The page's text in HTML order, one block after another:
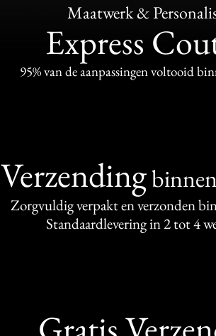
Maatwerk &
Express
95% van de aanpassingen voltooid
Verzending
Zorgvuldig verpakt en verzonden
Standaardlevering in 2 tot 4